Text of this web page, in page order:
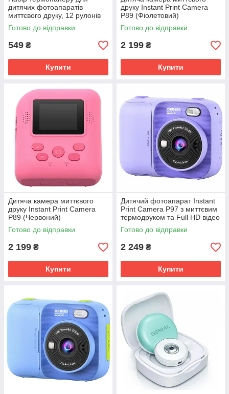
дитячих фотоапаратів
миттєвого друку, 12 рулонів
(Білий)
Готово до відправки
549 ₴
Купити
друку Instant Print Camera
P89 (Фіолетовий)
Готово до відправки
2 199 ₴
Купити
Дитяча камера миттєвого
друку Instant Print Camera
P89 (Червоний)
Готово до відправки
2 199 ₴
Купити
Дитячий фотоапарат Instant
Print Camera P97 з миттєвим
термодруком та Full HD відео
(Фіолетовий)
Готово до відправки
2 249 ₴
Купити